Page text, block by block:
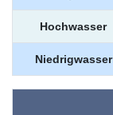
Hochwasser
Niedrigwasser